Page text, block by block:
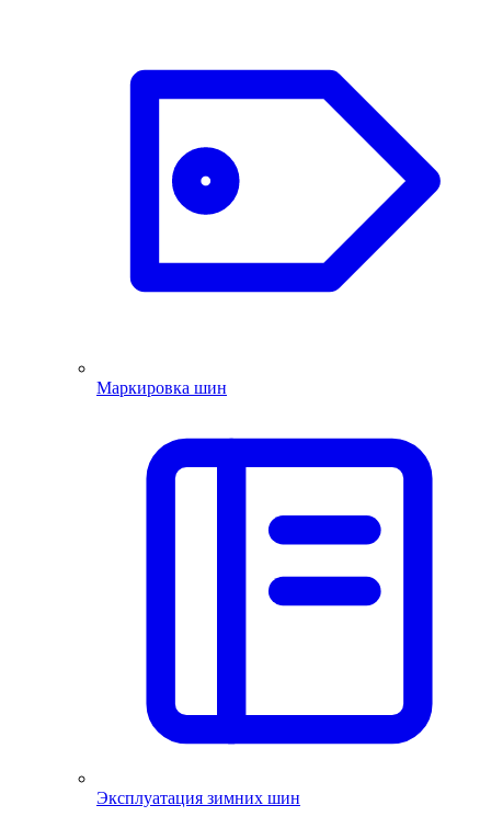
Маркировка шин
Эксплуатация зимних шин